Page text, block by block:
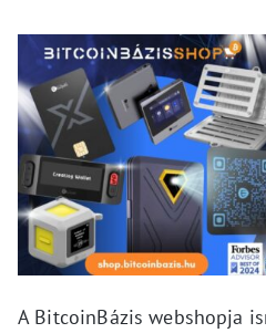
A BitcoinBázis webshopja